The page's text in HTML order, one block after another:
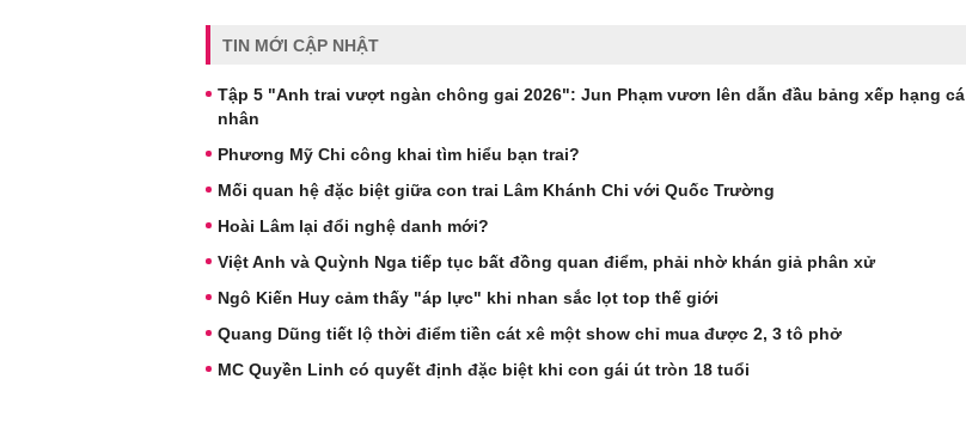
TIN MỚI CẬP NHẬT
Tập 5 "Anh trai vượt ngàn chông gai 2026": Jun Phạm vươn lên dẫn đầu bảng xếp hạng cá
nhân
Phương Mỹ Chi công khai tìm hiểu bạn trai?
Mối quan hệ đặc biệt giữa con trai Lâm Khánh Chi với Quốc Trường
Hoài Lâm lại đổi nghệ danh mới?
Việt Anh và Quỳnh Nga tiếp tục bất đồng quan điểm, phải nhờ khán giả phân xử
Ngô Kiến Huy cảm thấy "áp lực" khi nhan sắc lọt top thế giới
Quang Dũng tiết lộ thời điểm tiền cát xê một show chỉ mua được 2, 3 tô phở
MC Quyền Linh có quyết định đặc biệt khi con gái út tròn 18 tuổi